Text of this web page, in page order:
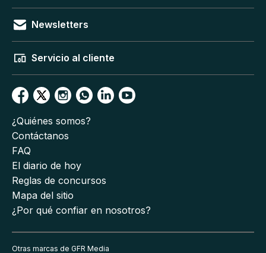
Newsletters
Servicio al cliente
¿Quiénes somos?
Contáctanos
FAQ
El diario de hoy
Reglas de concursos
Mapa del sitio
¿Por qué confiar en nosotros?
Otras marcas de GFR Media